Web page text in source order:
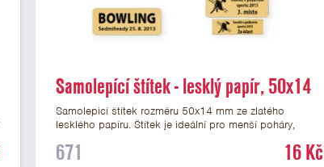
Samolepící štítek - lesklý papír, 50x14
mm
Samolepicí štítek rozměru 50x14 mm ze zlatého
lesklého papíru. Štítek je ideální pro menší poháry,
možné vytisknout libovolné logo nebo text. U textu
671 16 Kč